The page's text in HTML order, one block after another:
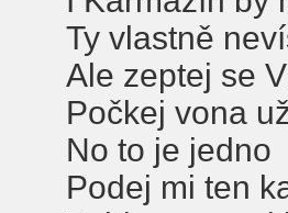
Ty vlastně
Ale zeptej se
Počkej vona
No to je jedno
Podej mi ten